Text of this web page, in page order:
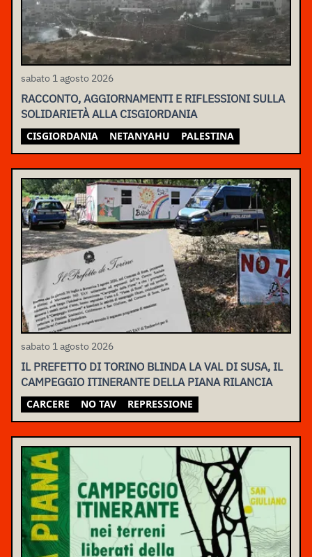
sabato 1 agosto 2026
RACCONTO, AGGIORNAMENTI E RIFLESSIONI SULLA
SOLIDARIETÀ ALLA CISGIORDANIA
CISGIORDANIA NETANYAHU PALESTINA
sabato 1 agosto 2026
IL PREFETTO DI TORINO BLINDA LA VAL DI SUSA, IL
CAMPEGGIO ITINERANTE DELLA PIANA RILANCIA
CARCERE NO TAV REPRESSIONE